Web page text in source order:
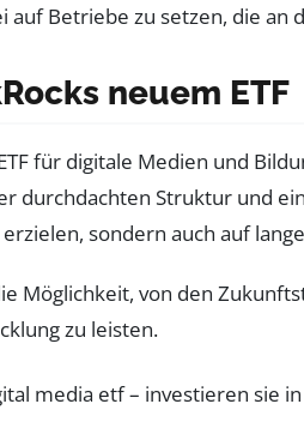
auf Betriebe zu setzen, die
neuem ETF
für digitale Medien und
durchdachten Struktur und
sondern auch auf
Möglichkeit, von den
zu leisten.